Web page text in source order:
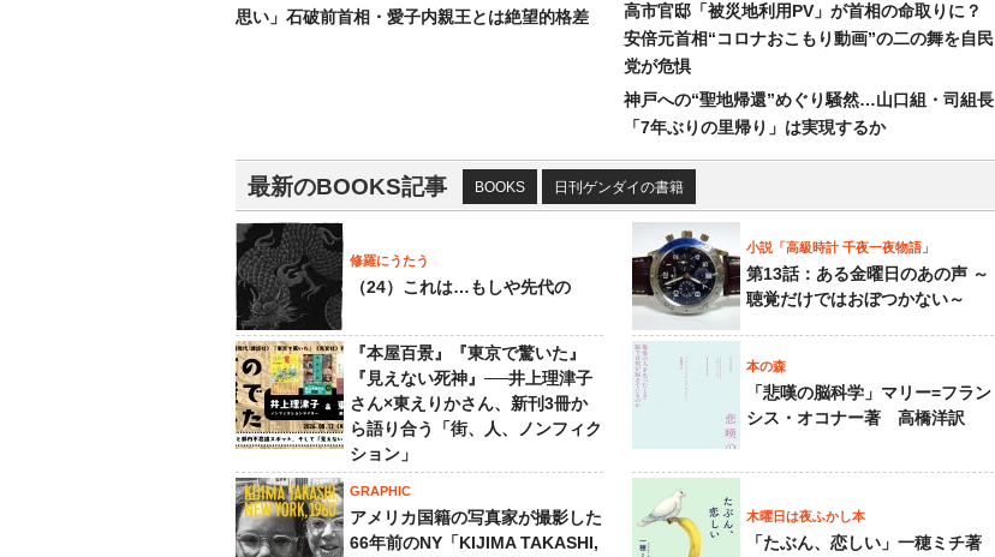
思い」石破前首相・愛子内親王とは絶望的格差
高市官邸「被災地利用PV」が首相の命取りに？
安倍元首相“コロナおこもり動画”の二の舞を自民
党が危惧
神戸への“聖地帰還”めぐり騒然…山口組・司組長
「7年ぶりの里帰り」は実現するか
最新のBOOKS記事 BOOKS 日刊ゲンダイの書籍
修羅にうたう
（24）これは…もしや先代の
小説「高級時計 千夜一夜物語」
第13話：ある金曜日のあの声 ～
聴覚だけではおぼつかない～
『本屋百景』『東京で驚いた』
『見えない死神』──井上理津子
さん×東えりかさん、新刊3冊か
ら語り合う「街、人、ノンフィク
ション」
本の森
「悲嘆の脳科学」マリー=フラン
シス・オコナー著 高橋洋訳
GRAPHIC
アメリカ国籍の写真家が撮影した
66年前のNY「KIJIMA TAKASHI,
木曜日は夜ふかし本
「たぶん、恋しい」一穂ミチ著